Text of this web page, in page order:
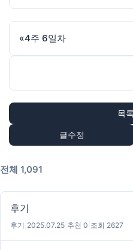
«4주 6일차
목
글수정
전체 1,091
후기
후기 2025.07.25 추천 0 조회 2627